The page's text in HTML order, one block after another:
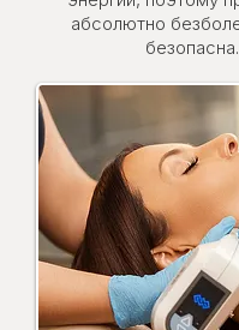
абсолютно
безопасна.